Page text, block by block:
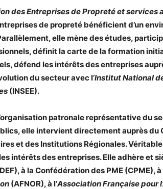
des Entreprises de Propreté et services
de propreté bénéficient d’un
elle mène des études,
définit la carte de la formation
défend les intérêts des entreprises
du secteur avec l’Institut National
(INSEE).
patronale représentative du
elle intervient directement auprès du
et des Institutions Régionales.
intérêts des entreprises. Elle adhère et
à la Confédération des PME (CPME), à
(AFNOR), à l’Association Française pour